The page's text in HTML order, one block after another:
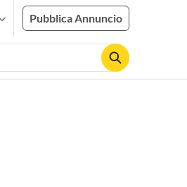
Pubblica Annuncio